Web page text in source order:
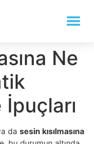
Ne
da sesin kısılmasına